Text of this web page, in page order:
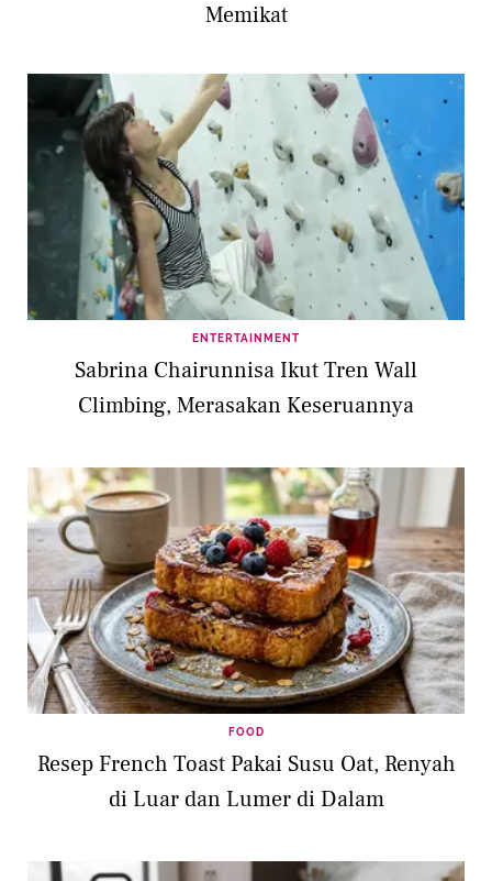
Memikat
ENTERTAINMENT
Sabrina Chairunnisa Ikut Tren Wall
Climbing, Merasakan Keseruannya
FOOD
Resep French Toast Pakai Susu Oat, Renyah
di Luar dan Lumer di Dalam